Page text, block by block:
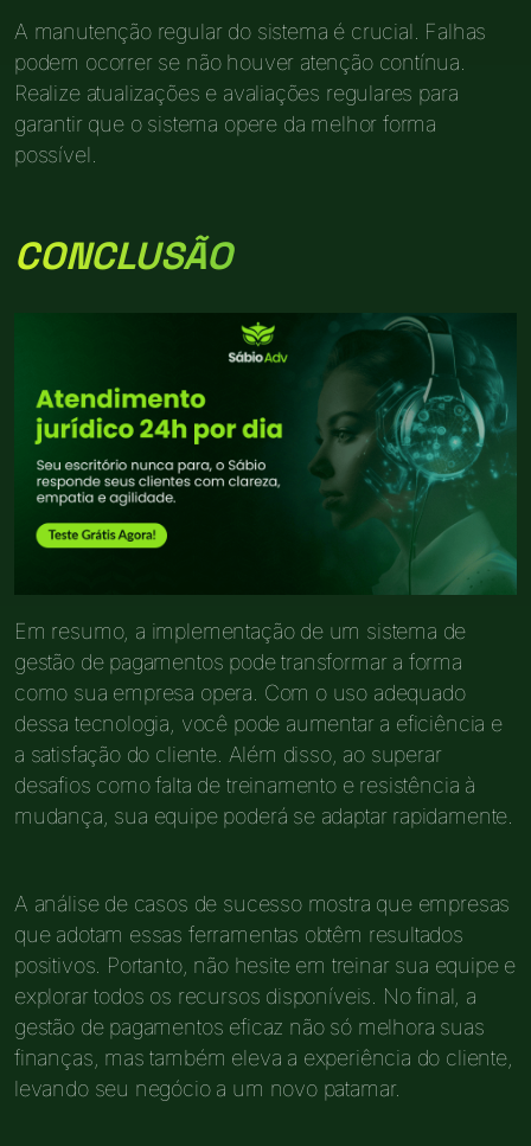
A manutenção regular do sistema é crucial. Falhas
podem ocorrer se não houver atenção contínua.
Realize atualizações e avaliações regulares para
garantir que o sistema opere da melhor forma
possível.
CONCLUSÃO
Em resumo, a implementação de um sistema de
gestão de pagamentos pode transformar a forma
como sua empresa opera. Com o uso adequado
dessa tecnologia, você pode aumentar a eficiência e
a satisfação do cliente. Além disso, ao superar
desafios como falta de treinamento e resistência à
mudança, sua equipe poderá se adaptar rapidamente.
A análise de casos de sucesso mostra que empresas
que adotam essas ferramentas obtêm resultados
positivos. Portanto, não hesite em treinar sua equipe e
explorar todos os recursos disponíveis. No final, a
gestão de pagamentos eficaz não só melhora suas
finanças, mas também eleva a experiência do cliente,
levando seu negócio a um novo patamar.